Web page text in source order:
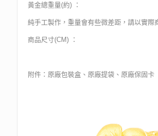
黃金總重量(約) ：
純手工製作，重量會有些微差距，請以實際
商品尺寸(CM) ：
附件：原廠包裝盒、原廠提袋、原廠保固卡